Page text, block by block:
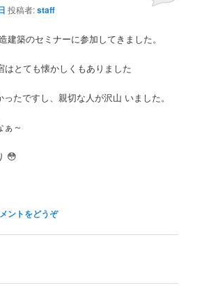
投稿者:staff
建築のセミナーに参加してきました。
はとても懐かしくもありました
たですし、親切な人が沢山 いました。
ぁ～
😳
ントをどうぞ